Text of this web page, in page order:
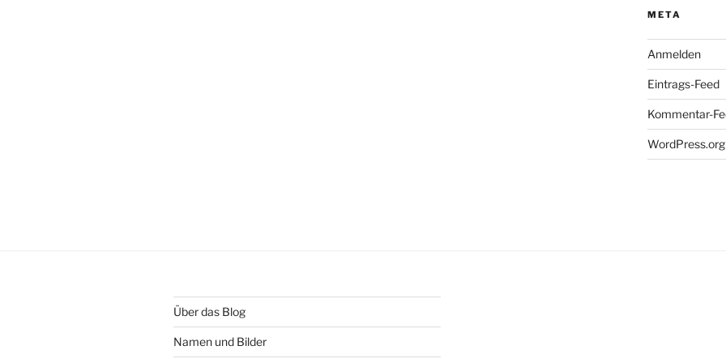
META
Anmelden
Eintrags-Feed
Kommentar-
WordPress.org
Über das Blog
Namen und Bilder